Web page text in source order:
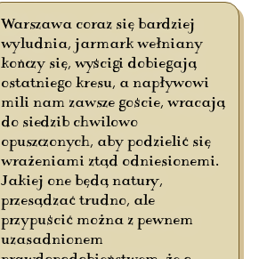
Warszawa coraz się bardziej
wyludnia, jarmark wełniany
kończy się, wyścigi dobiegają
ostatniego kresu, a napływowi
mili nam zawsze goście, wracają
do siedzib chwilowo
opuszczonych, aby podzielić się
wrażeniami ztąd odniesionemi.
Jakiej one będą natury,
przesądzać trudno, ale
przypuścić można z pewnem
uzasadnionem